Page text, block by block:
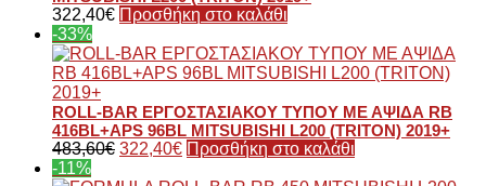
322,40€ Προσθήκη στο καλάθι
-33%
ROLL-BAR ΕΡΓΟΣΤΑΣΙΑΚΟΥ ΤΥΠΟΥ ΜΕ ΑΨΙΔΑ RB
416BL+APS 96BL MITSUBISHI L200 (TRITON) 2019+
483,60€ 322,40€ Προσθήκη στο καλάθι
-11%